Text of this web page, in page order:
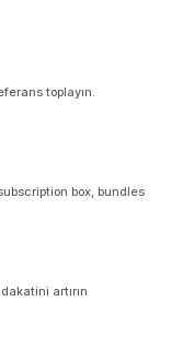
toplayın.
box, bundles
artırın